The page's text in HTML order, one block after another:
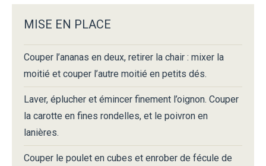
MISE EN PLACE
Couper l’ananas en deux, retirer la chair : mixer la
moitié et couper l’autre moitié en petits dés.
Laver, éplucher et émincer finement l’oignon. Couper
la carotte en fines rondelles, et le poivron en
lanières.
Couper le poulet en cubes et enrober de fécule de